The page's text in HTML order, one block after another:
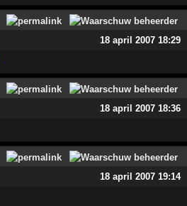
18 april 2007 18:29
18 april 2007 18:36
18 april 2007 19:14